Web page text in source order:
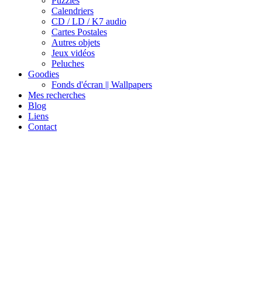
Calendriers
CD / LD / K7 audio
Cartes Postales
Autres objets
Jeux vidéos
Peluches
Goodies
Fonds d'écran || Wallpapers
Mes recherches
Blog
Liens
Contact